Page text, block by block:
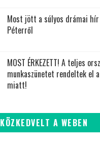
Most jött a súlyos drámai hír
Péterről
MOST ÉRKEZETT! A teljes
munkaszünetet rendeltek el
miatt!
KÖZKEDVELT A WEBEN